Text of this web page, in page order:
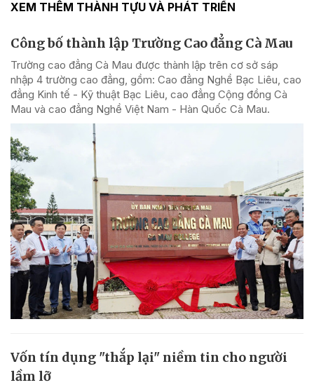
XEM THÊM THÀNH TỰU VÀ PHÁT TRIỂN
Công bố thành lập Trường Cao đẳng Cà Mau
Trường cao đẳng Cà Mau được thành lập trên cơ sở sáp
nhập 4 trường cao đẳng, gồm: Cao đẳng Nghề Bạc Liêu, cao
đẳng Kinh tế - Kỹ thuật Bạc Liêu, cao đẳng Cộng đồng Cà
Mau và cao đẳng Nghề Việt Nam - Hàn Quốc Cà Mau.
Vốn tín dụng "thắp lại" niềm tin cho người
lầm lỡ